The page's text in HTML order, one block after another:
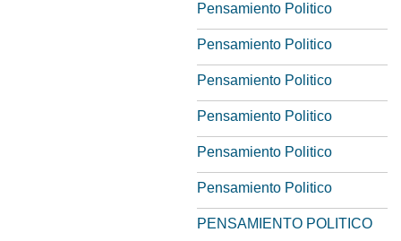
Pensamiento Politico
Pensamiento Politico
Pensamiento Politico
Pensamiento Politico
Pensamiento Politico
Pensamiento Politico
PENSAMIENTO POLITICO